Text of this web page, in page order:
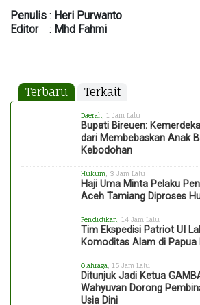
Penulis : Heri Purwanto
Editor: Mhd Fahmi
Terbaru Terkait
Daerah , 1 Jam Lalu
Bupati Bireuen:
dari Membebaskan Anak
Kebodohan
Hukum , 3 Jam Lalu
Haji Uma Minta Pelaku
Aceh Tamiang Diproses
Pendidikan , 14 Jam Lalu
Tim Ekspedisi Patriot UI
Komoditas Alam di Papua
Olahraga , 15 Jam Lalu
Ditunjuk Jadi Ketua
Wahyuvan Dorong
Usia Dini